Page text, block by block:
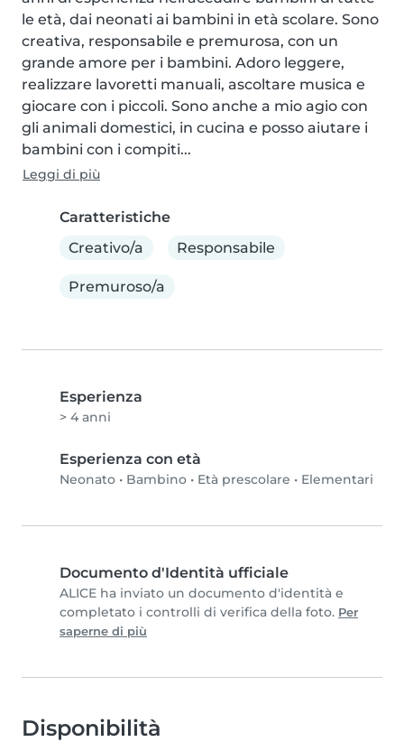
le età, dai neonati ai bambini in età scolare. Sono
creativa, responsabile e premurosa, con un
grande amore per i bambini. Adoro leggere,
realizzare lavoretti manuali, ascoltare musica e
giocare con i piccoli. Sono anche a mio agio con
gli animali domestici, in cucina e posso aiutare i
bambini con i compiti...
Leggi di più
Caratteristiche
Creativo/a
Responsabile
Premuroso/a
Esperienza
> 4 anni
Esperienza con età
Neonato • Bambino • Età prescolare • Elementari
Documento d'Identità ufficiale
ALICE ha inviato un documento d'identità e
completato i controlli di verifica della foto. Per
saperne di più
Disponibilità